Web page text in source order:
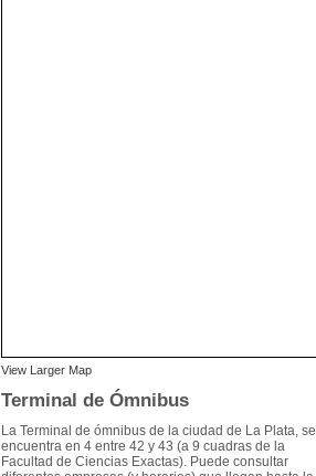
View Larger Map
Terminal de Ómnibus
La Terminal de ómnibus de la ciudad de La Plata, se
encuentra en 4 entre 42 y 43 (a 9 cuadras de la
Facultad de Ciencias Exactas). Puede consultar